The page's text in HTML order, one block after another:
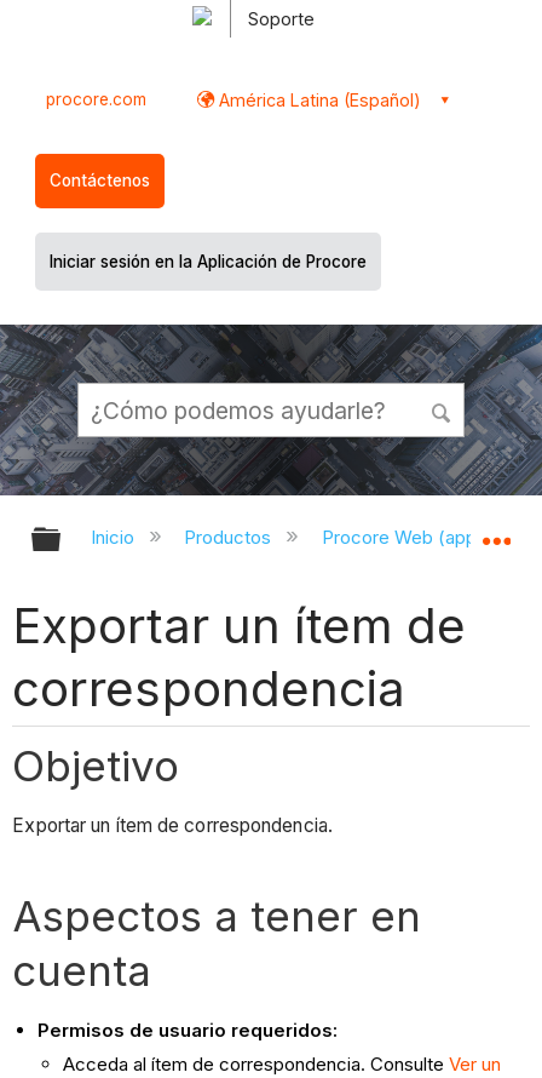
Soporte
procore.com América Latina (Español)
Contáctenos
Iniciar sesión en la Aplicación de Procore
Expandir/contraer jerarquía global
Inicio Productos Procore Web
Exportar un ítem de
correspondencia
Objetivo
Exportar un ítem de correspondencia.
Aspectos a tener en
cuenta
Permisos de usuario requeridos:
Acceda al ítem de correspondencia. ConsulteVer un